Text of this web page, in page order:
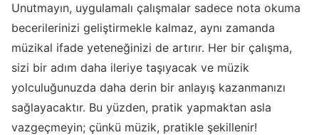
Unutmayın, uygulamalı çalışmalar sadece nota okuma
becerilerinizi geliştirmekle kalmaz, aynı zamanda
müzikal ifade yeteneğinizi de artırır. Her bir çalışma,
sizi bir adım daha ileriye taşıyacak ve müzik
yolculuğunuzda daha derin bir anlayış kazanmanızı
sağlayacaktır. Bu yüzden, pratik yapmaktan asla
vazgeçmeyin; çünkü müzik, pratikle şekillenir!